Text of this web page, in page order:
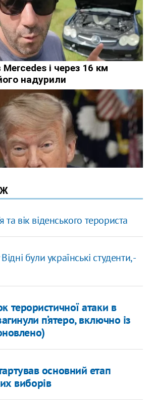
та вік віденського терориста
були українські студенти, -
терористичної атаки в
п’ятеро, включно із
основний етап
виборів